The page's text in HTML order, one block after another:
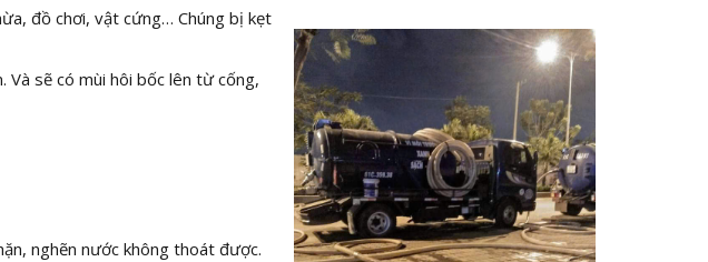
đồ chơi, vật cứng… Chúng bị kẹt
Và sẽ có mùi hôi bốc lên từ cống,
nghẽn nước không thoát được.